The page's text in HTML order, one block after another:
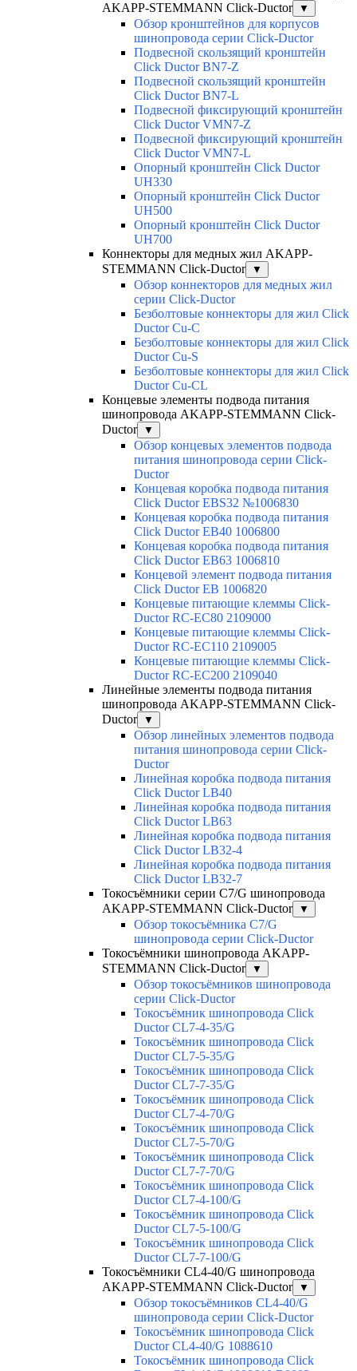
AKAPP-STEMMANN Click-Ductor
▼
Обзор кронштейнов для корпусов
шинопровода серии Click-Ductor
Подвесной скользящий кронштейн
Click Ductor BN7-Z
Подвесной скользящий кронштейн
Click Ductor BN7-L
Подвесной фиксирующий кронштейн
Click Ductor VMN7-Z
Подвесной фиксирующий кронштейн
Click Ductor VMN7-L
Опорный кронштейн Click Ductor
UH330
Опорный кронштейн Click Ductor
UH500
Опорный кронштейн Click Ductor
UH700
Коннекторы для медных жил AKAPP-
STEMMANN Click-Ductor
▼
Обзор коннекторов для медных жил
серии Click-Ductor
Безболтовые коннекторы для жил Click
Ductor Cu-C
Безболтовые коннекторы для жил Click
Ductor Cu-S
Безболтовые коннекторы для жил Click
Ductor Cu-CL
Концевые элементы подвода питания
шинопровода AKAPP-STEMMANN Click-
Ductor
▼
Обзор концевых элементов подвода
питания шинопровода серии Click-
Ductor
Концевая коробка подвода питания
Click Ductor EBS32 №1006830
Концевая коробка подвода питания
Click Ductor EB40 1006800
Концевая коробка подвода питания
Click Ductor EB63 1006810
Концевой элемент подвода питания
Click Ductor EB 1006820
Концевые питающие клеммы Click-
Ductor RC-EC80 2109000
Концевые питающие клеммы Click-
Ductor RC-EC110 2109005
Концевые питающие клеммы Click-
Ductor RC-EC200 2109040
Линейные элементы подвода питания
шинопровода AKAPP-STEMMANN Click-
Ductor
▼
Обзор линейных элементов подвода
питания шинопровода серии Click-
Ductor
Линейная коробка подвода питания
Click Ductor LB40
Линейная коробка подвода питания
Click Ductor LB63
Линейная коробка подвода питания
Click Ductor LB32-4
Линейная коробка подвода питания
Click Ductor LB32-7
Токосъёмники серии С7/G шинопровода
AKAPP-STEMMANN Click-Ductor
▼
Обзор токосъёмника С7/G
шинопровода серии Click-Ductor
Токосъёмники шинопровода AKAPP-
STEMMANN Click-Ductor
▼
Обзор токосъёмников шинопровода
серии Click-Ductor
Токосъёмник шинопровода Click
Ductor CL7-4-35/G
Токосъёмник шинопровода Click
Ductor CL7-5-35/G
Токосъёмник шинопровода Click
Ductor CL7-7-35/G
Токосъёмник шинопровода Click
Ductor CL7-4-70/G
Токосъёмник шинопровода Click
Ductor CL7-5-70/G
Токосъёмник шинопровода Click
Ductor CL7-7-70/G
Токосъёмник шинопровода Click
Ductor CL7-4-100/G
Токосъёмник шинопровода Click
Ductor CL7-5-100/G
Токосъёмник шинопровода Click
Ductor CL7-7-100/G
Токосъёмники СL4-40/G шинопровода
AKAPP-STEMMANN Click-Ductor
▼
Обзор токосъёмников СL4-40/G
шинопровода серии Click-Ductor
Токосъёмник шинопровода Click
Ductor CL4-40/G 1088610
Токосъёмник шинопровода Click